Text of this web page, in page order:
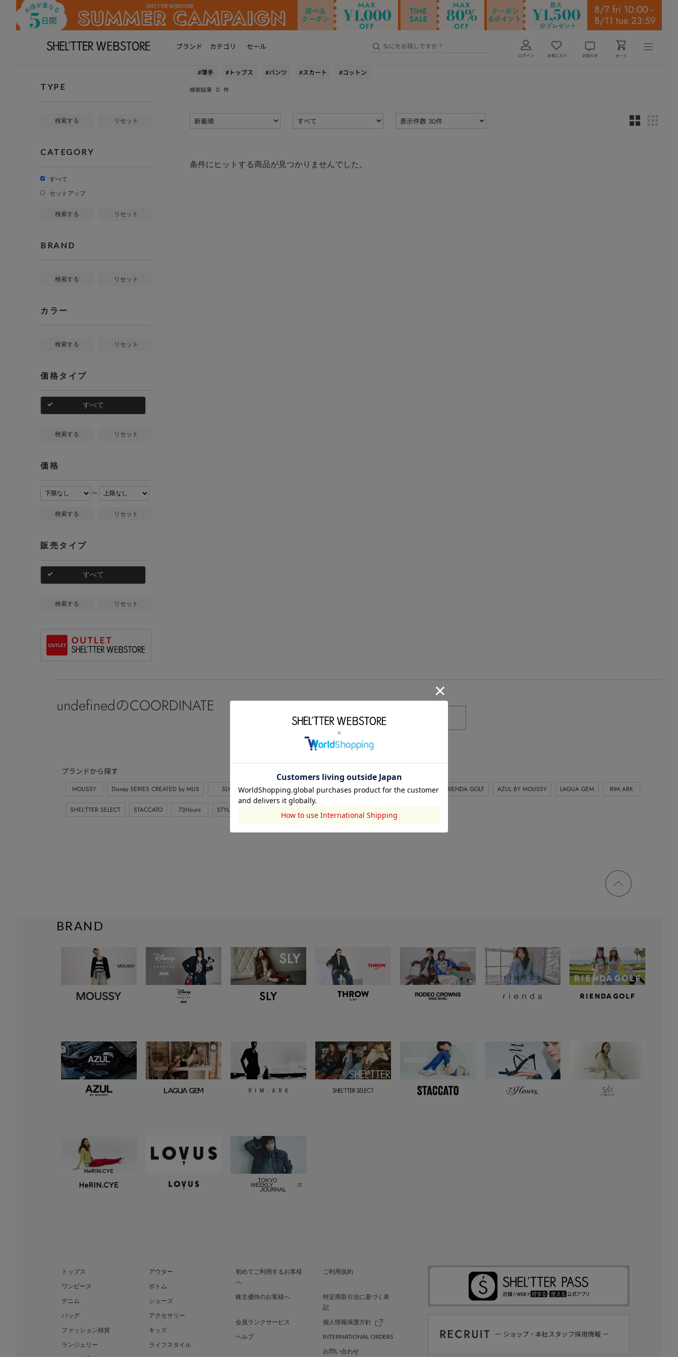
ブランド カテゴリ セール
TYPE
検索する リセット
CATEGORY
すべて
セットアップ
検索する リセット
BRAND
検索する リセット
カラー
検索する リセット
価格タイプ
すべて
検索する リセット
価格
～
検索する リセット
販売タイプ
すべて
検索する リセット
#薄手 #トップス #パンツ #スカート #コットン
検索結果 0 件
条件にヒットする商品が見つかりませんでした。
undefinedのCOORDINATE
もっと見る
ブランドから探す
MOUSSY Disney SERIES CREATED by MUS SLY THROW by SLY RODEO CROWNS WIDE BOWL rienda RIENDA GOLF AZUL BY MOUSSY LAGUA GEM RIM.ARK
SHEL’TTER SELECT STACCATO 73Hours STYLEMIXER
ページ
トップ
BRAND
トップス
アウター
ワンピース
ボトム
デニム
シューズ
バッグ
アクセサリー
ファッション雑貨
キッズ
ランジェリー
ライフスタイル
初めてご利用するお客様
へ
ご利用規約
株主優待のお客様へ
特定商取引法に基づく表
記
会員ランクサービス
個人情報保護方針
ヘルプ
INTERNATIONAL ORDERS
お問い合わせ